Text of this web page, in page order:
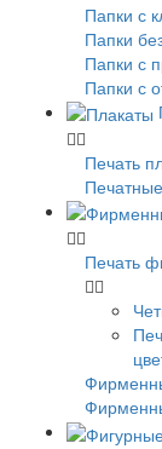
Папки с
Папки
Папки с
Папки с
Печать
Печать